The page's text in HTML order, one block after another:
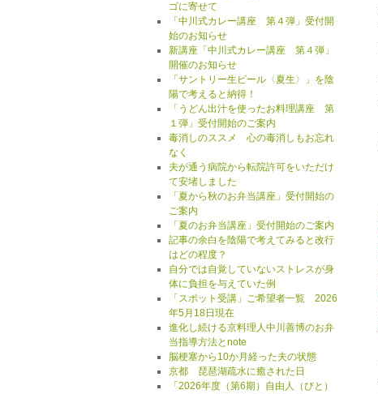
ゴに寄せて
「中川式カレー講座 第４弾」受付開
始のお知らせ
新講座「中川式カレー講座 第４弾」
開催のお知らせ
「サントリー生ビール〈夏生〉」を陰
陽で考えると納得！
「うどん出汁を使ったお料理講座 第
１弾」受付開始のご案内
毒消しのススメ 心の毒消しもお忘れ
なく
夫が通う病院から転院許可をいただけ
て安堵しました
「夏から秋のお弁当講座」受付開始の
ご案内
「夏のお弁当講座」受付開始のご案内
記事の余白を陰陽で考えてみると改行
はどの程度？
自分では自覚していないストレスが身
体に負担を与えていた例
「スポット受講」ご希望者一覧 2026
年5月18日現在
進化し続ける京料理人中川善博のお弁
当指導方法とnote
脳梗塞から10か月経った夫の状態
京都 琵琶湖疏水に癒された日
「2026年度（第6期）自由人（びと）